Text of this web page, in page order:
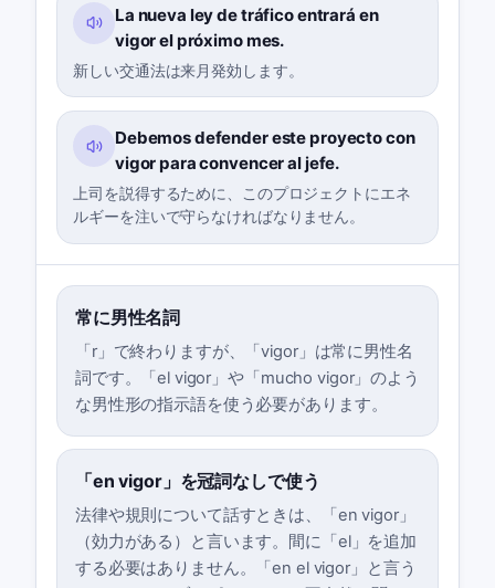
La nueva ley de tráfico entrará en
vigor el próximo mes.
新しい交通法は来月発効します。
Debemos defender este proyecto con
vigor para convencer al jefe.
上司を説得するために、このプロジェクトにエネ
ルギーを注いで守らなければなりません。
常に男性名詞
「r」で終わりますが、「vigor」は常に男性名
詞です。「el vigor」や「mucho vigor」のよう
な男性形の指示語を使う必要があります。
「en vigor」を冠詞なしで使う
法律や規則について話すときは、「en vigor」
（効力がある）と言います。間に「el」を追加
する必要はありません。「en el vigor」と言う